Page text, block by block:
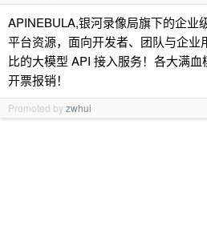
APINEBULA,银河录像局旗下的企业
平台资源，面向开发者、团队与企业
比的大模型 API 接入服务！各大满
开票报销！
Promoted byzwhui